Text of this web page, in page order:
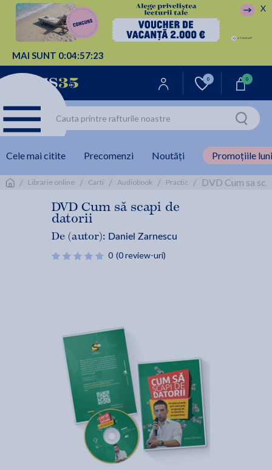
MAI SUNT 0:04:57:23
X
0 0
Cele mai citite Precomenzi Noutăți Promoțiile
/ Librarie online / Carti / Audiobook / Practic / DVD Cum sa
DVD Cum să scapi de
datorii
De (autor): Daniel Zarnescu
0 (0 review-uri)